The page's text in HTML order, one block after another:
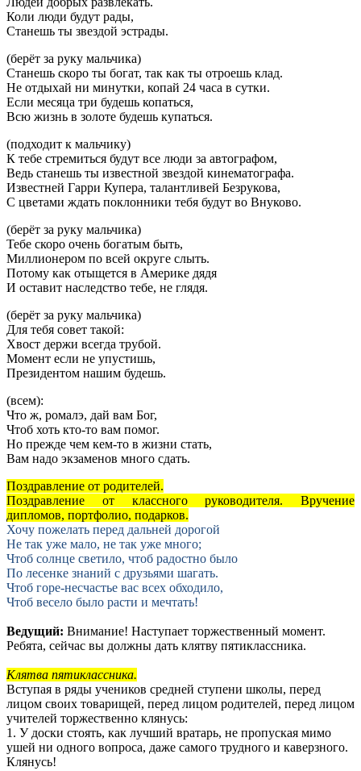
Коли люди будут рады,
Станешь ты звездой эстрады.
(берёт за руку мальчика)
Станешь скоро ты богат, так как ты отроешь клад.
Не отдыхай ни минутки, копай 24 часа в сутки.
Если месяца три будешь копаться,
Всю жизнь в золоте будешь купаться.
(подходит к мальчику)
К тебе стремиться будут все люди за автографом,
Ведь станешь ты известной звездой кинематографа.
Известней Гарри Купера, талантливей Безрукова,
С цветами ждать поклонники тебя будут во Внуково.
(берёт за руку мальчика)
Тебе скоро очень богатым быть,
Миллионером по всей округе слыть.
Потому как отыщется в Америке дядя
И оставит наследство тебе, не глядя.
(берёт за руку мальчика)
Для тебя совет такой:
Хвост держи всегда трубой.
Момент если не упустишь,
Президентом нашим будешь.
(всем):
Что ж, ромалэ, дай вам Бог,
Чтоб хоть кто-то вам помог.
Но прежде чем кем-то в жизни стать,
Вам надо экзаменов много сдать.
Поздравление от родителей.
Поздравление от классного руководителя. Вручение
дипломов, портфолио, подарков.
Хочу пожелать перед дальней дорогой
Не так уже мало, не так уже много;
Чтоб солнце светило, чтоб радостно было
По лесенке знаний с друзьями шагать.
Чтоб горе-несчастье вас всех обходило,
Чтоб весело было расти и мечтать!
Ведущий: Внимание! Наступает торжественный момент.
Ребята, сейчас вы должны дать клятву пятиклассника.
Клятва пятиклассника.
Вступая в ряды учеников средней ступени школы, перед
лицом своих товарищей, перед лицом родителей, перед лицом
учителей торжественно клянусь:
1. У доски стоять, как лучший вратарь, не пропуская мимо
ушей ни одного вопроса, даже самого трудного и каверзного.
Клянусь!